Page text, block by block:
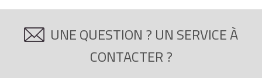
UNE QUESTION ? UN SERVICE À
CONTACTER ?